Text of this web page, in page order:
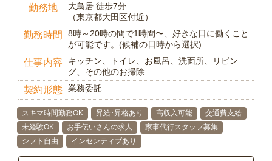
勤務地
大鳥居 徒歩7分
（東京都大田区付近）
勤務時間
8時～20時の間で1時間〜、好きな日に働くこと
が可能です。(候補の日時から選択)
仕事内容
キッチン、トイレ、お風呂、洗面所、リビン
グ、その他のお掃除
契約形態 業務委託
スキマ時間勤務OK 昇給･昇格あり 高収入可能
交通費支給
未経験OK
お手伝いさんの求人
家事代行スタッフ募集
シフト自由
インセンティブあり